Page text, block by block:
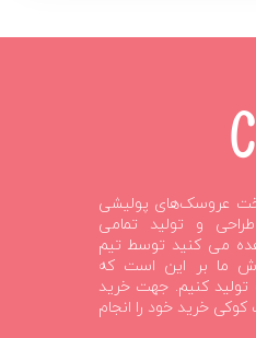
عروسک‌های پولیشی
است. طراحی و تولید تمامی
می کنید توسط تیم
ما بر این است که
تولید کنیم. جهت خرید
خرید خود را انجام